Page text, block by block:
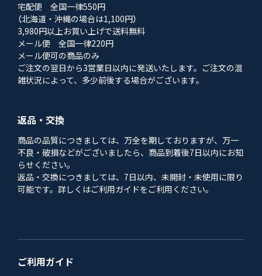
宅配便 全国一律550円
（北海道・沖縄の場合は1,100円）
3,980円以上お買い上げで送料無料
メール便 全国一律220円
メール便可の商品のみ
ご注文の翌日から3営業日以内に発送いたします。ご注文の混
雑状況によって、多少前後する場合がございます。
返品・交換
商品の品質につきましては、万全を期しておりますが、万一
不良・破損などがございましたら、商品到着後7日以内にお知
らせください。
返品・交換につきましては、7日以内、未開封・未使用に限り
可能です。詳しくはご利用ガイドをご利用ください。
ご利用ガイド